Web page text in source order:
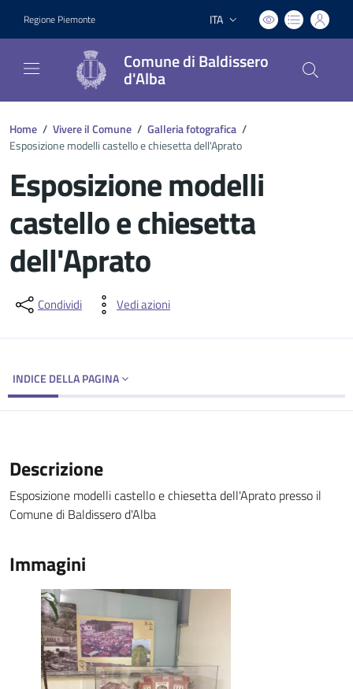
Regione Piemonte Lingua attiva:
ITA
Comune di Baldissero
d'Alba
Home / Vivere il Comune / Galleria fotografica /
Esposizione modelli castello e chiesetta dell'Aprato
Esposizione modelli
castello e chiesetta
dell'Aprato
Dettagli del documento
Condividi Vedi azioni
INDICE DELLA PAGINA
Descrizione
Esposizione modelli castello e chiesetta dell'Aprato presso il
Comune di Baldissero d'Alba
Immagini